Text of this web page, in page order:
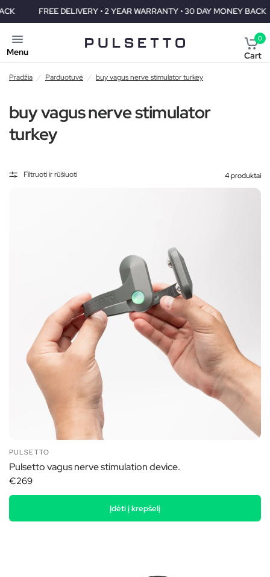
FREE DELIVERY • 2 YEAR WARRANTY • 30 DAY MONEY BACK
Menu
0
Cart
Pradžia / Parduotuvė / buy vagus nerve stimulator turkey
buy vagus nerve stimulator
turkey
Filtruoti ir rūšiuoti 4 produktai
PULSETTO
Pulsetto vagus nerve stimulation device.
€269
Įdėti į krepšelį